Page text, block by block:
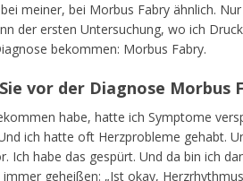
meiner, bei Morbus Fabry ähnlich.
der ersten Untersuchung, wo ich
bekommen: Morbus Fabry.
vor der Diagnose Morbus
habe, hatte ich Symptome
ich hatte oft Herzprobleme gehabt.
Ich habe das gespürt. Und da bin ich
geheißen: „Ist okay,